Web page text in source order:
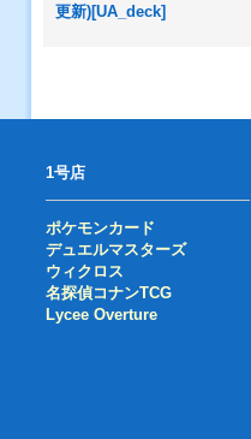
更新)[UA_deck]
1号店
ポケモンカード
デュエルマスターズ
ウィクロス
名探偵コナンTCG
Lycee Overture